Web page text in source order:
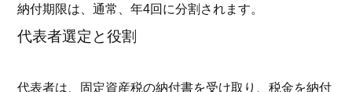
納付期限は、通常、年4回に分割されます。
代表者選定と役割
代表者は、固定資産税の納付書を受け取り、税金を納付